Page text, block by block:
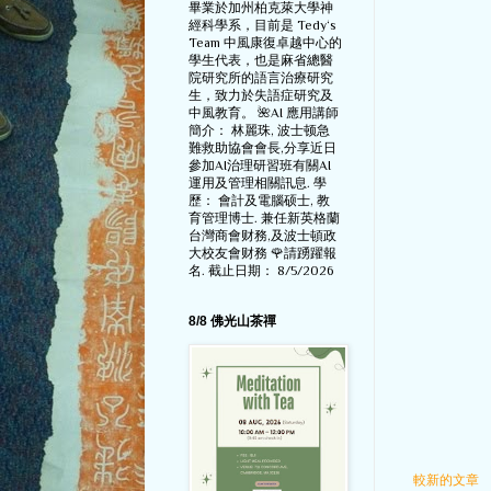
較新的文章
畢業於加州柏克萊大學神
經科學系，目前是 Tedy‘s
Team 中風康復卓越中心的
學生代表，也是麻省總醫
院研究所的語言治療研究
生，致力於失語症研究及
中風教育。 🌺AI 應用講師
簡介： 林麗珠, 波士顿急
難救助協會會長,分享近日
參加AI治理研習班有關AI
運用及管理相關訊息. 學
歷： 會計及電腦硕士, 教
育管理博士. 兼任新英格蘭
台灣商會财務,及波士頓政
大校友會财務 🌹請踴躍報
名. 截止日期： 8/5/2026
8/8 佛光山茶禪